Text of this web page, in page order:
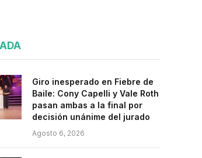
Giro inesperado en Fiebre de
Baile: Cony Capelli y Vale Roth
pasan ambas a la final por
decisión unánime del jurado
Agosto 6, 2026